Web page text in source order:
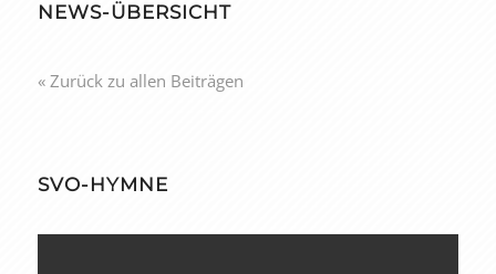
NEWS-ÜBERSICHT
« Zurück zu allen Beiträgen
SVO-HYMNE